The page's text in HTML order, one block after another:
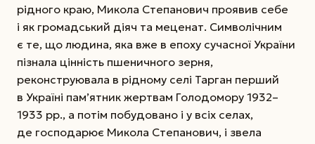
рідного краю, Микола Степанович проявив себе
і як громадський діяч та меценат. Символічним
є те, що людина, яка вже в епоху сучасної України
пізнала цінність пшеничного зерня,
реконструювала в рідному селі Тарган перший
в Україні пам’ятник жертвам Голодомору 1932–
1933 рр., а потім побудовано і у всіх селах,
де господарює Микола Степанович, і звела